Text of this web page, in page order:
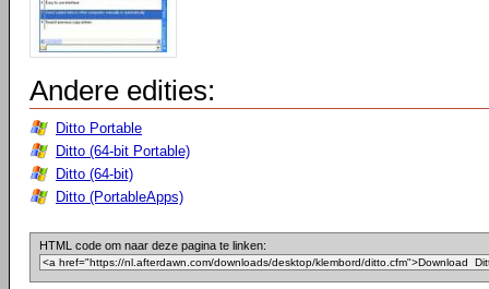
Andere edities:
Ditto Portable
Ditto (64-bit Portable)
Ditto (64-bit)
Ditto (PortableApps)
HTML code om naar deze pagina te linken: